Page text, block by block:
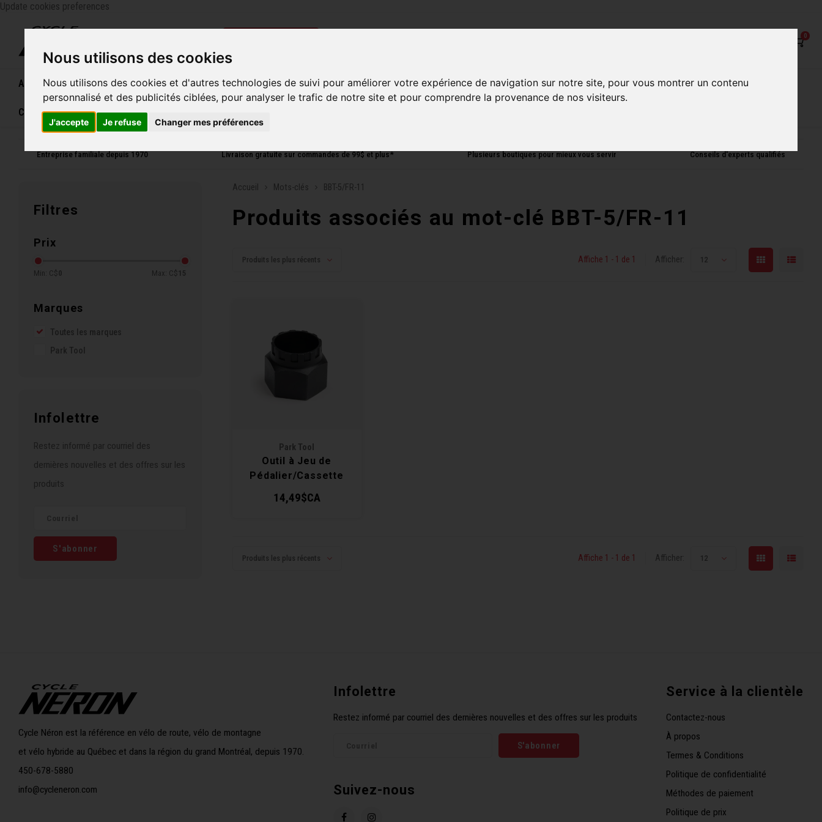
Nous utilisons des cookies
Nous utilisons des cookies et d'autres technologies de suivi pour améliorer votre expérience de navigation sur notre site, pour vous montrer un contenu
personnalisé et des publicités ciblées, pour analyser le trafic de notre site et pour comprendre la provenance de nos visiteurs.
J'accepte Je refuse Changer mes préférences
Update cookies preferences
0
Accueil Vélos Souliers Casques Femme Homme Accessoires Composantes Liquidation Nos Services Nos boutiques
Carte cadeau
Entreprise familiale depuis 1970 Livraison gratuite sur commandes de 99$ et plus* Plusieurs boutiques pour mieux vous servir Conseils d'experts qualifiés
Filtres
Prix
Min: C$ 0 Max: C$ 15
Marques
Toutes les marques
Park Tool
Infolettre
Restez informé par courriel des
dernières nouvelles et des offres sur les
produits
S'abonner
Accueil Mots-clés BBT-5/FR-11
Produits associés au mot-clé BBT-5/FR-11
Produits les plus récents Affiche 1 - 1 de 1 Afficher: 12
Park Tool
Outil à Jeu de
Pédalier/Cassette
BBT-5/FR-11
14,49$CA
Produits les plus récents Affiche 1 - 1 de 1 Afficher: 12
Cycle Néron est la référence en vélo de route, vélo de montagne
et vélo hybride au Québec et dans la région du grand Montréal, depuis 1970.
450-678-5880
info@cycleneron.com
Infolettre
Restez informé par courriel des dernières nouvelles et des offres sur les produits
S'abonner
Suivez-nous
Service à la clientèle
Contactez-nous
À propos
Termes & Conditions
Politique de confidentialité
Méthodes de paiement
Politique de prix